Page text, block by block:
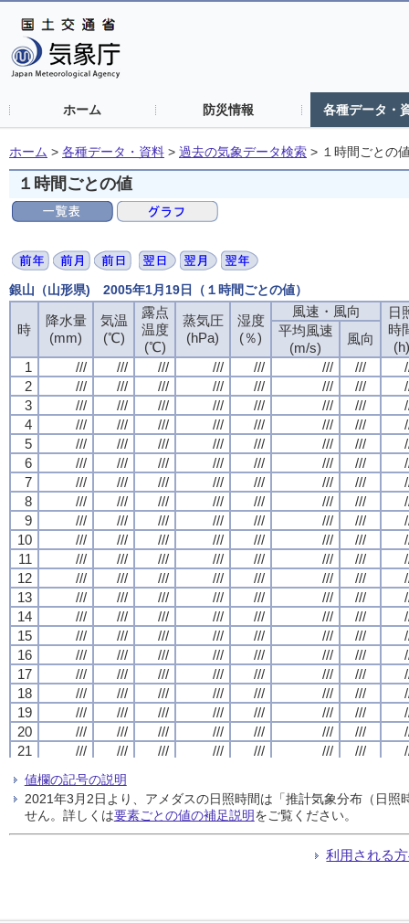
ホーム 防災情報 各種データ・
ホーム > 各種データ・資料 > 過去の気象データ検索 > １時間ごとの
１時間ごとの値
銀山（山形県) 2005年1月19日（１時間ごとの値）
時
降水量
(mm)
気温
(℃)
露点
温度
(℃)
蒸気圧
(hPa)
湿度
(％)
風速・風向
日
時
(h)
平均風速
(m/s)
風向
1
/// /// /// /// /// /// ///
2
/// /// /// /// /// /// ///
3
/// /// /// /// /// /// ///
4
/// /// /// /// /// /// ///
5
/// /// /// /// /// /// ///
6
/// /// /// /// /// /// ///
7
/// /// /// /// /// /// ///
8
/// /// /// /// /// /// ///
9
/// /// /// /// /// /// ///
10
/// /// /// /// /// /// ///
11
/// /// /// /// /// /// ///
12
/// /// /// /// /// /// ///
13
/// /// /// /// /// /// ///
14
/// /// /// /// /// /// ///
15
/// /// /// /// /// /// ///
16
/// /// /// /// /// /// ///
17
/// /// /// /// /// /// ///
18
/// /// /// /// /// /// ///
19
/// /// /// /// /// /// ///
20
/// /// /// /// /// /// ///
21
/// /// /// /// /// /// ///
23
/// /// ///
24
/// /// /// /// /// /// ///
時
降水量
(mm)
気温
(℃)
露点
温度
(℃)
蒸気圧
(hPa)
湿度
(％)
風速・風向
日
時
(h)
平均風速
(m/s)
風向
1
/// /// /// /// /// /// ///
2
/// /// /// /// /// /// ///
3
/// /// /// /// /// /// ///
4
/// /// /// /// /// /// ///
5
/// /// /// /// /// /// ///
6
/// /// /// /// /// /// ///
7
/// /// /// /// /// /// ///
8
/// /// /// /// /// /// ///
9
/// /// /// /// /// /// ///
10
/// /// /// /// /// /// ///
11
/// /// /// /// /// /// ///
12
/// /// /// /// /// /// ///
13
/// /// /// /// /// /// ///
14
/// /// /// /// /// /// ///
15
/// /// /// /// /// /// ///
16
/// /// /// /// /// /// ///
17
/// /// /// /// /// /// ///
18
/// /// /// /// /// /// ///
19
/// /// /// /// /// /// ///
20
/// /// /// /// /// /// ///
21
/// /// /// /// /// /// ///
23
/// /// ///
24
/// /// /// /// /// /// ///
時
降水量
(mm)
気温
(℃)
露点
温度
(℃)
蒸気圧
(hPa)
湿度
(％)
風速・風向
日
時
(h)
平均風速
(m/s)
風向
1
/// /// /// /// /// /// ///
2
/// /// /// /// /// /// ///
3
/// /// /// /// /// /// ///
4
/// /// /// /// /// /// ///
5
/// /// /// /// /// /// ///
6
/// /// /// /// /// /// ///
7
/// /// /// /// /// /// ///
8
/// /// /// /// /// /// ///
9
/// /// /// /// /// /// ///
10
/// /// /// /// /// /// ///
11
/// /// /// /// /// /// ///
12
/// /// /// /// /// /// ///
13
/// /// /// /// /// /// ///
14
/// /// /// /// /// /// ///
15
/// /// /// /// /// /// ///
16
/// /// /// /// /// /// ///
17
/// /// /// /// /// /// ///
18
/// /// /// /// /// /// ///
19
/// /// /// /// /// /// ///
20
/// /// /// /// /// /// ///
21
/// /// /// /// /// /// ///
23
/// /// ///
24
/// /// /// /// /// /// ///
時
降水量
(mm)
気温
(℃)
露点
温度
(℃)
蒸気圧
(hPa)
湿度
(％)
風速・風向
日
時
(h)
平均風速
(m/s)
風向
1
/// /// /// /// /// /// ///
2
/// /// /// /// /// /// ///
3
/// /// /// /// /// /// ///
4
/// /// /// /// /// /// ///
5
/// /// /// /// /// /// ///
6
/// /// /// /// /// /// ///
7
/// /// /// /// /// /// ///
8
/// /// /// /// /// /// ///
9
/// /// /// /// /// /// ///
10
/// /// /// /// /// /// ///
11
/// /// /// /// /// /// ///
12
/// /// /// /// /// /// ///
13
/// /// /// /// /// /// ///
14
/// /// /// /// /// /// ///
15
/// /// /// /// /// /// ///
16
/// /// /// /// /// /// ///
17
/// /// /// /// /// /// ///
18
/// /// /// /// /// /// ///
19
/// /// /// /// /// /// ///
20
/// /// /// /// /// /// ///
21
/// /// /// /// /// /// ///
23
/// /// ///
24
/// /// /// /// /// /// ///
値欄の記号の説明
2021年3月2日より、アメダスの日照時間は「推計気象分布（日
せん。詳しくは要素ごとの値の補足説明をご覧ください。
利用される